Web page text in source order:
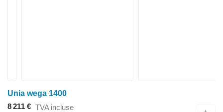
Unia wega 1400
8 211 € TVA incluse